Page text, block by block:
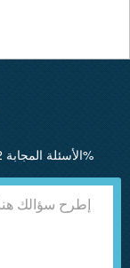
الأسئلة المجابة 4412 | نسبة الرضا 98.1%